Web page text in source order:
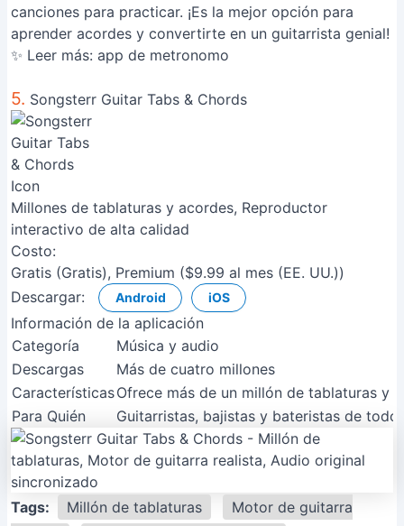
canciones para practicar. ¡Es la mejor opción para
aprender acordes y convertirte en un guitarrista genial!
✨ Leer más: app de metronomo
5. Songsterr Guitar Tabs & Chords
Millones de tablaturas y acordes, Reproductor
interactivo de alta calidad
Costo:
Gratis (Gratis), Premium ($9.99 al mes (EE. UU.))
Descargar:
Android iOS
Información de la aplicación
Categoría
Música y audio
Descargas
Más de cuatro millones
CaracterísticasOfrece más de un millón de tablaturas y
Para Quién
Guitarristas, bajistas y bateristas de
Tags: Millón de tablaturas
Motor de guitarra